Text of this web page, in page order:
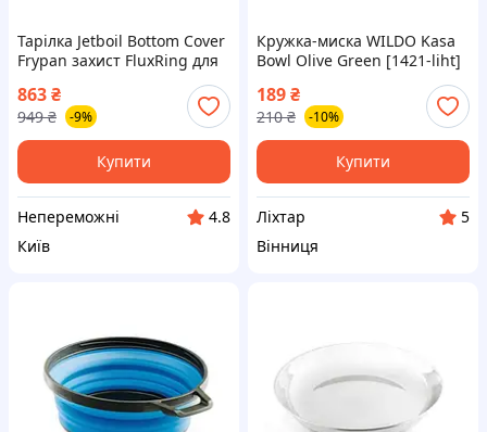
Тарілка Jetboil Bottom Cover
Frypan захист FluxRing для
ручками, миска |neper-
4000|
863₴
949 ₴ -9%
Купити
Непереможні
4.8
Київ
Кружка-миска WILDO Kasa
Bowl Olive Green [1421-liht]
189₴
210 ₴ -10%
Купити
Ліхтар
5
Вінниця